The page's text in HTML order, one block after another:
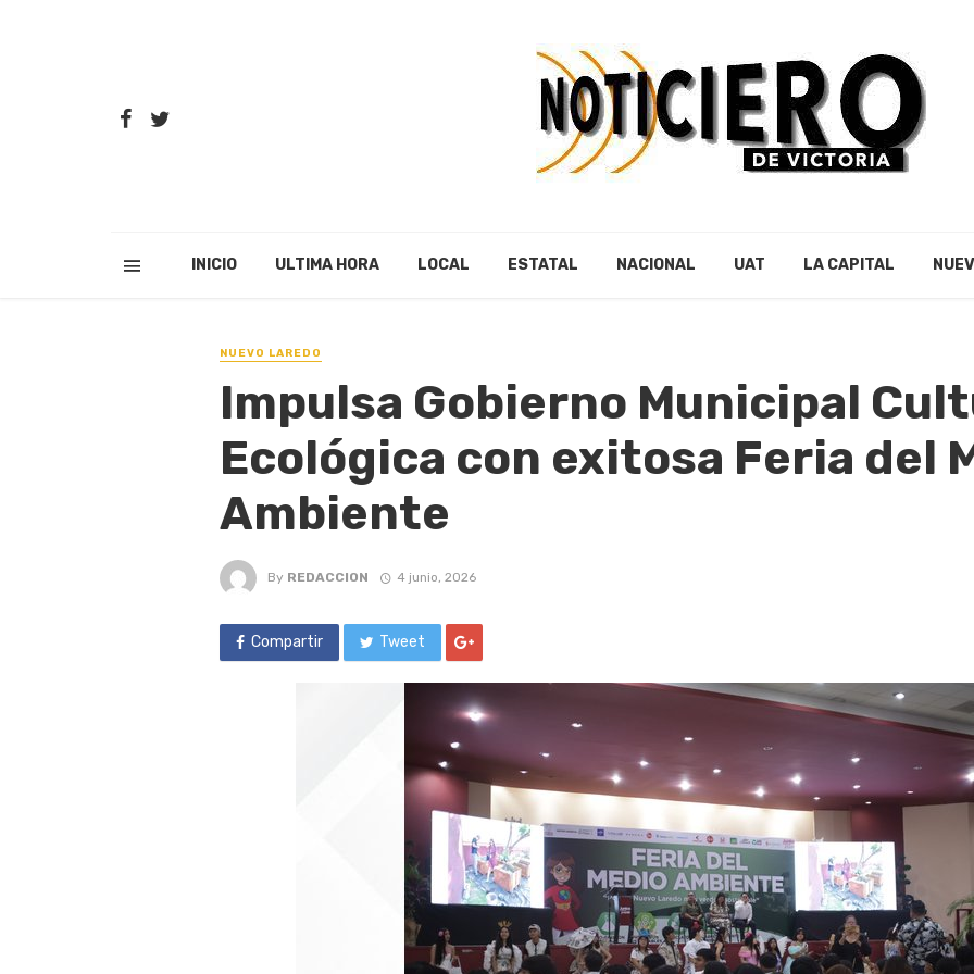
INICIO ULTIMA HORA LOCAL ESTATAL NACIONAL UAT LA CAPITAL
NUEVO LAREDO
Impulsa Gobierno Municipal
Ecológica con exitosa Feria del
Ambiente
By REDACCION 4 junio, 2026
Compartir Tweet